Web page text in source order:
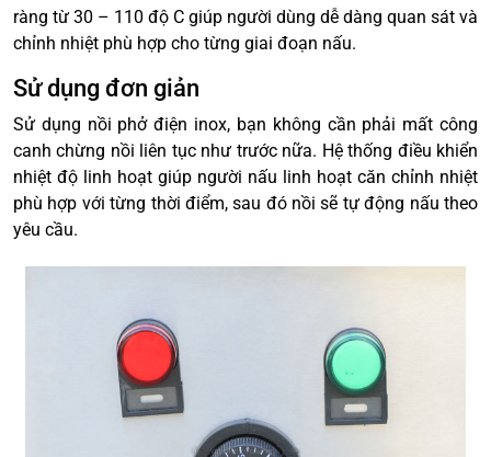
ràng từ 30 – 110 độ C giúp người dùng dễ dàng quan sát và
chỉnh nhiệt phù hợp cho từng giai đoạn nấu.
Sử dụng đơn giản
Sử dụng nồi phở điện inox, bạn không cần phải mất công
canh chừng nồi liên tục như trước nữa. Hệ thống điều khiển
nhiệt độ linh hoạt giúp người nấu linh hoạt căn chỉnh nhiệt
phù hợp với từng thời điểm, sau đó nồi sẽ tự động nấu theo
yêu cầu.